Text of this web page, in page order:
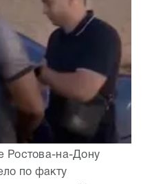
Ростова-на-Дону
по факту